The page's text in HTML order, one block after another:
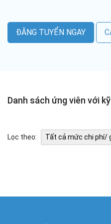
ĐĂNG TUYỂN NGAY
Danh sách ứng viên với
Lọc theo:
Tất cả mức chi phí/